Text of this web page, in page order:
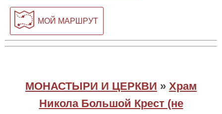
МОЙ МАРШРУТ
МОНАСТЫРИ И ЦЕРКВИ » Храм
Никола Большой Крест (не